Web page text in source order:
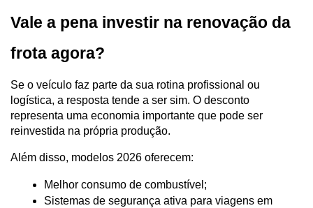
Vale a pena investir na renovação da
frota agora?
Se o veículo faz parte da sua rotina profissional ou
logística, a resposta tende a ser sim. O desconto
representa uma economia importante que pode ser
reinvestida na própria produção.
Além disso, modelos 2026 oferecem:
Melhor consumo de combustível;
Sistemas de segurança ativa para viagens em